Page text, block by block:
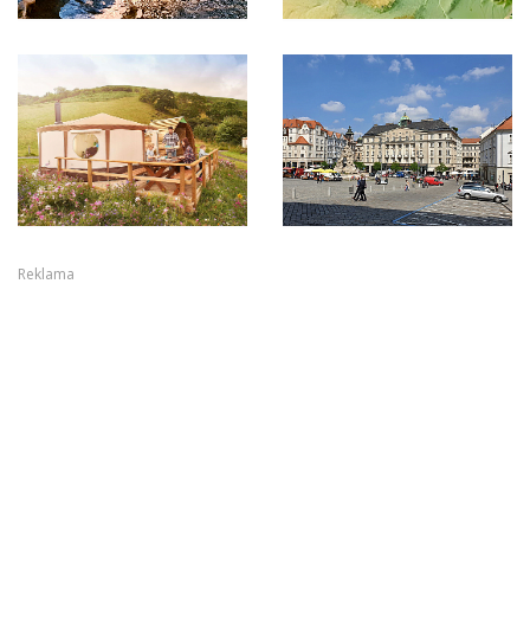
Reklama